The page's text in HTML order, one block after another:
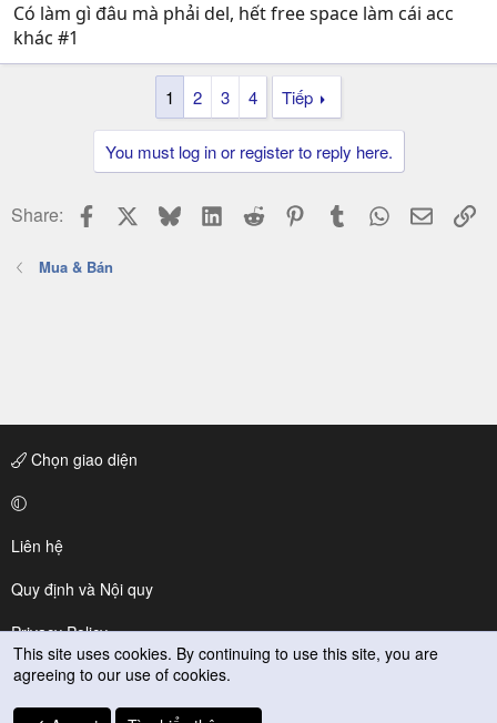
Có làm gì đâu mà phải del, hết free space làm cái acc
khác #1
1 2 3 4 Tiếp
You must log in or register to reply here.
Share: Facebook BlueskyLinkedIn
Reddit PinterestTumblr WhatsApp
Email
Mua & Bán
Chọn giao diện
Liên hệ
Quy định và Nội quy
Privacy Policy
Trợ giúp
This site uses cookies. By continuing to use this site, you are
agreeing to our use of cookies.